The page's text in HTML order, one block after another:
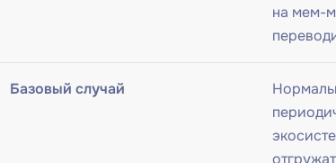
на мем-
Базовый случай